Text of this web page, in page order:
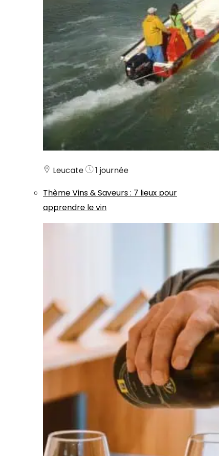
Leucate
1 journée
ThèmeVins & Saveurs: 7 lieux pour
apprendre le vin